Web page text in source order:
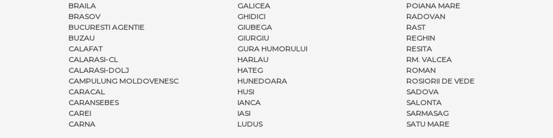
BRAILA
BRASOV
BUCURESTI AGENTIE
BUZAU
CALAFAT
CALARASI-CL
CALARASI-DOLJ
CAMPULUNG MOLDOVENESC
CARACAL
CARANSEBES
CAREI
CARNA
GALICEA
GHIDICI
GIUBEGA
GIURGIU
GURA HUMORULUI
HARLAU
HATEG
HUNEDOARA
HUSI
IANCA
IASI
LUDUS
POIANA MARE
RADOVAN
RAST
REGHIN
RESITA
RM. VALCEA
ROMAN
ROSIORII DE VEDE
SADOVA
SALONTA
SARMASAG
SATU MARE